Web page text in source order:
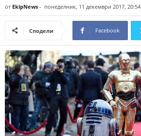
от EkipNews - понеделник, 11 декември 2017, 20:54
Сподели Facebook